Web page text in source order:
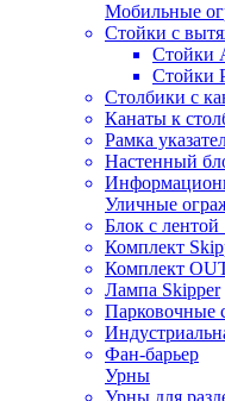
Мобильные
Стойки с
Стойки
Стойки
Столбики с
Канаты к
Рамка
Настенный
Уличные
Блок с лентой
Комплект
Комплект
Лампа Skipper
Парковочные
Фан-барьер
Урны
Урны для